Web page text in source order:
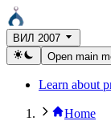
ВИЛ 2007
Open main
Learn about
Home